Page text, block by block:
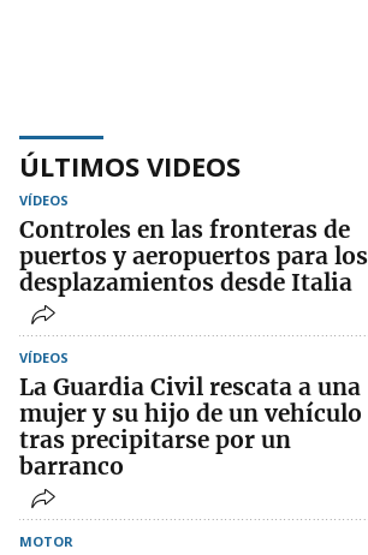
ÚLTIMOS VIDEOS
VÍDEOS
Controles en las fronteras de
puertos y aeropuertos para los
desplazamientos desde Italia
VÍDEOS
La Guardia Civil rescata a una
mujer y su hijo de un vehículo
tras precipitarse por un
barranco
MOTOR